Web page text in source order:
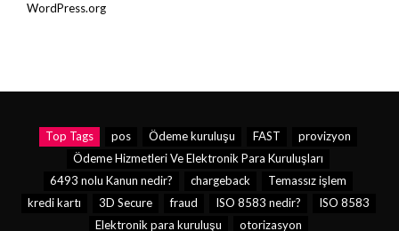
WordPress.org
Top Tags pos Ödeme kuruluşu FAST
provizyon
Ödeme Hizmetleri Ve Elektronik Para Kuruluşları
6493 nolu Kanun nedir?
chargeback
Temassız işlem
kredi kartı
3D Secure fraud ISO 8583 nedir?
ISO 8583
Elektronik para kuruluşu
otorizasyon